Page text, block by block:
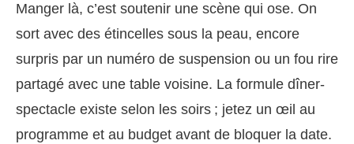
Manger là, c’est soutenir une scène qui ose. On
sort avec des étincelles sous la peau, encore
surpris par un numéro de suspension ou un fou rire
partagé avec une table voisine. La formule dîner-
spectacle existe selon les soirs ; jetez un œil au
programme et au budget avant de bloquer la date.